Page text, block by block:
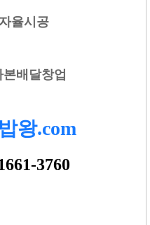
율시공
배달창업
왕.com
3760